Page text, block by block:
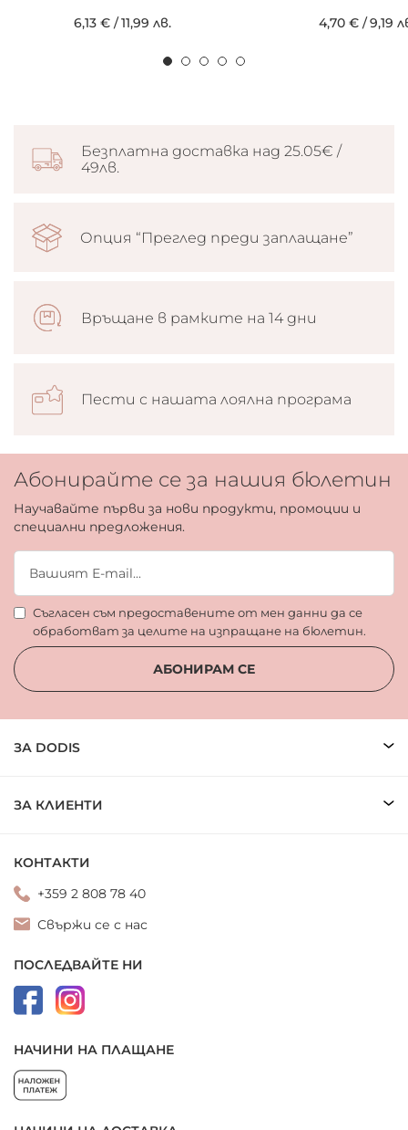
6,13 €/11,99 лв. 4,70 € /9,19
Безплатна доставка над 25.05€ /
49лв.
Опция “Преглед преди заплащане”
Връщане в рамките на 14 дни
Пести с нашата лоялна програма
Абонирайте се за нашия бюлетин
Научавайте първи за нови продукти, промоции и
специални предложения.
Съгласен съм предоставените от мен данни да се
обработват за целите на изпращане на бюлетин.
АБОНИРАМ СЕ
ЗА DODIS
ЗА КЛИЕНТИ
КОНТАКТИ
+359 2 808 78 40
Свържи се с нас
ПОСЛЕДВАЙТЕ НИ
НАЧИНИ НА ПЛАЩАНЕ